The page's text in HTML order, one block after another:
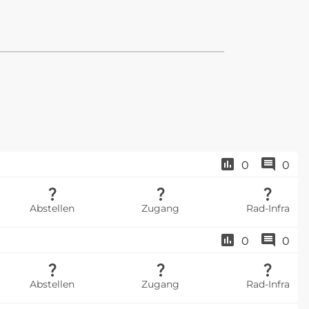
0 0
Abstellen Zugang Rad-Infra
0 0
Abstellen Zugang Rad-Infra